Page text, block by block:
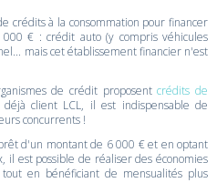
crédits à la consommation pour financer
€ : crédit auto (y compris véhicules
mais cet établissement financier n'est
de crédit proposentcrédits de
client LCL, il est indispensable de
concurrents !
d'un montant de 6 000 € et en optant
est possible de réaliser des économies
en bénéficiant de mensualités plus